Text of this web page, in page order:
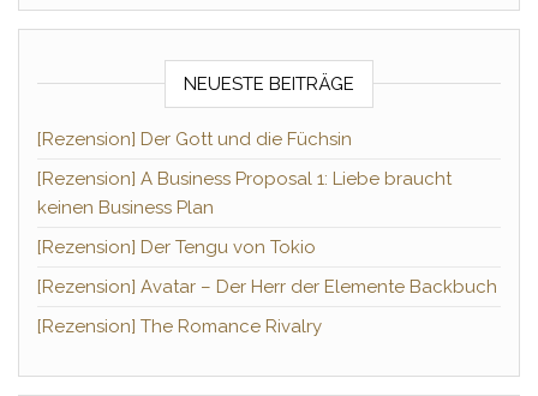
NEUESTE BEITRÄGE
[Rezension] Der Gott und die Füchsin
[Rezension] A Business Proposal 1: Liebe braucht
keinen Business Plan
[Rezension] Der Tengu von Tokio
[Rezension] Avatar – Der Herr der Elemente Backbuch
[Rezension] The Romance Rivalry